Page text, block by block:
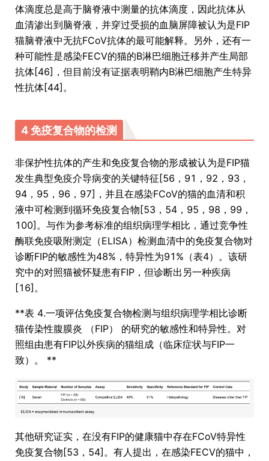
体滴度总是高于脑脊液中测量的抗体滴度，因此抗体从
血清渗出到脑脊液，并穿过受损的血脑屏障被认为是FIP
猫脑脊液中无抗FCoV抗体的最可能解释。另外，还有一
种可能性是感染FECV的猫的B淋巴细胞迁移并产生局部
抗体[46]，但目前没有证据表明鞘内B淋巴细胞产生特异
性抗体[44]。
4 免疫复合物的检测
非保护性抗体的产生和免疫复合物的形成被认为是FIP猫
发生典型免疫介导病变的关键特征[56，91，92，93，
94，95，96，97]，并且在感染FCoV的猫的血清和积
液中可检测到循环免疫复合物[53，54，95，98，99，
100]。与作为参考标准的组织病理学相比，通过竞争性
酶联免疫吸附测定（ELISA）检测血清中的免疫复合物对
诊断FIP的敏感性为48%，特异性为91%（表4）。该研
究中的对照猫被怀疑患有FIP，但诊断出另一种疾病
[16]。
**表 4.一项评估免疫复合物检测与组织病理学相比诊断
猫传染性腹膜炎 （FIP） 的研究的敏感性和特异性。对
照组由患有FIP以外疾病的猫组成（临床症状与FIP一
致）。 **
其他研究证实，在没有FIP的健康猫中存在FCoV特异性
免疫复合物[53，54]。有人提出，在感染FECV的猫中，